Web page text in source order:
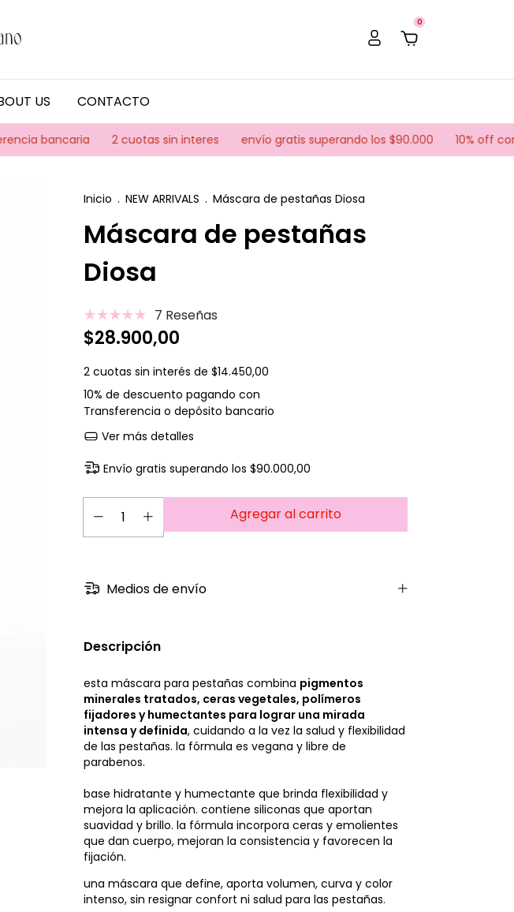
0
US CONTACTO
2 cuotas sin interes envío gratis superando los $90.000 10% off con
Inicio . NEW ARRIVALS . Máscara de pestañas Diosa
Máscara de pestañas
Diosa
7 Reseñas
$28.900,00
2 cuotas sin interés de $14.450,00
10% de descuento pagando con
Transferencia o depósito bancario
Ver más detalles
Envío gratis superando los$90.000,00
Medios de envío
Descripción
esta máscara para pestañas combina pigmentos
minerales tratados, ceras vegetales, polímeros
fijadores y humectantes para lograr una mirada
intensa y definida, cuidando a la vez la salud y flexibilidad
de las pestañas. la fórmula es vegana y libre de
parabenos.
base hidratante y humectante que brinda flexibilidad y
mejora la aplicación. contiene siliconas que aportan
suavidad y brillo. la fórmula incorpora ceras y emolientes
que dan cuerpo, mejoran la consistencia y favorecen la
fijación.
una máscara que define, aporta volumen, curva y color
intenso, sin resignar confort ni salud para las pestañas.